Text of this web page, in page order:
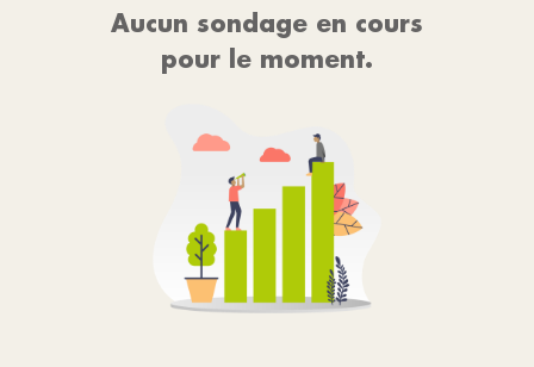
Aucun sondage en cours
pour le moment.